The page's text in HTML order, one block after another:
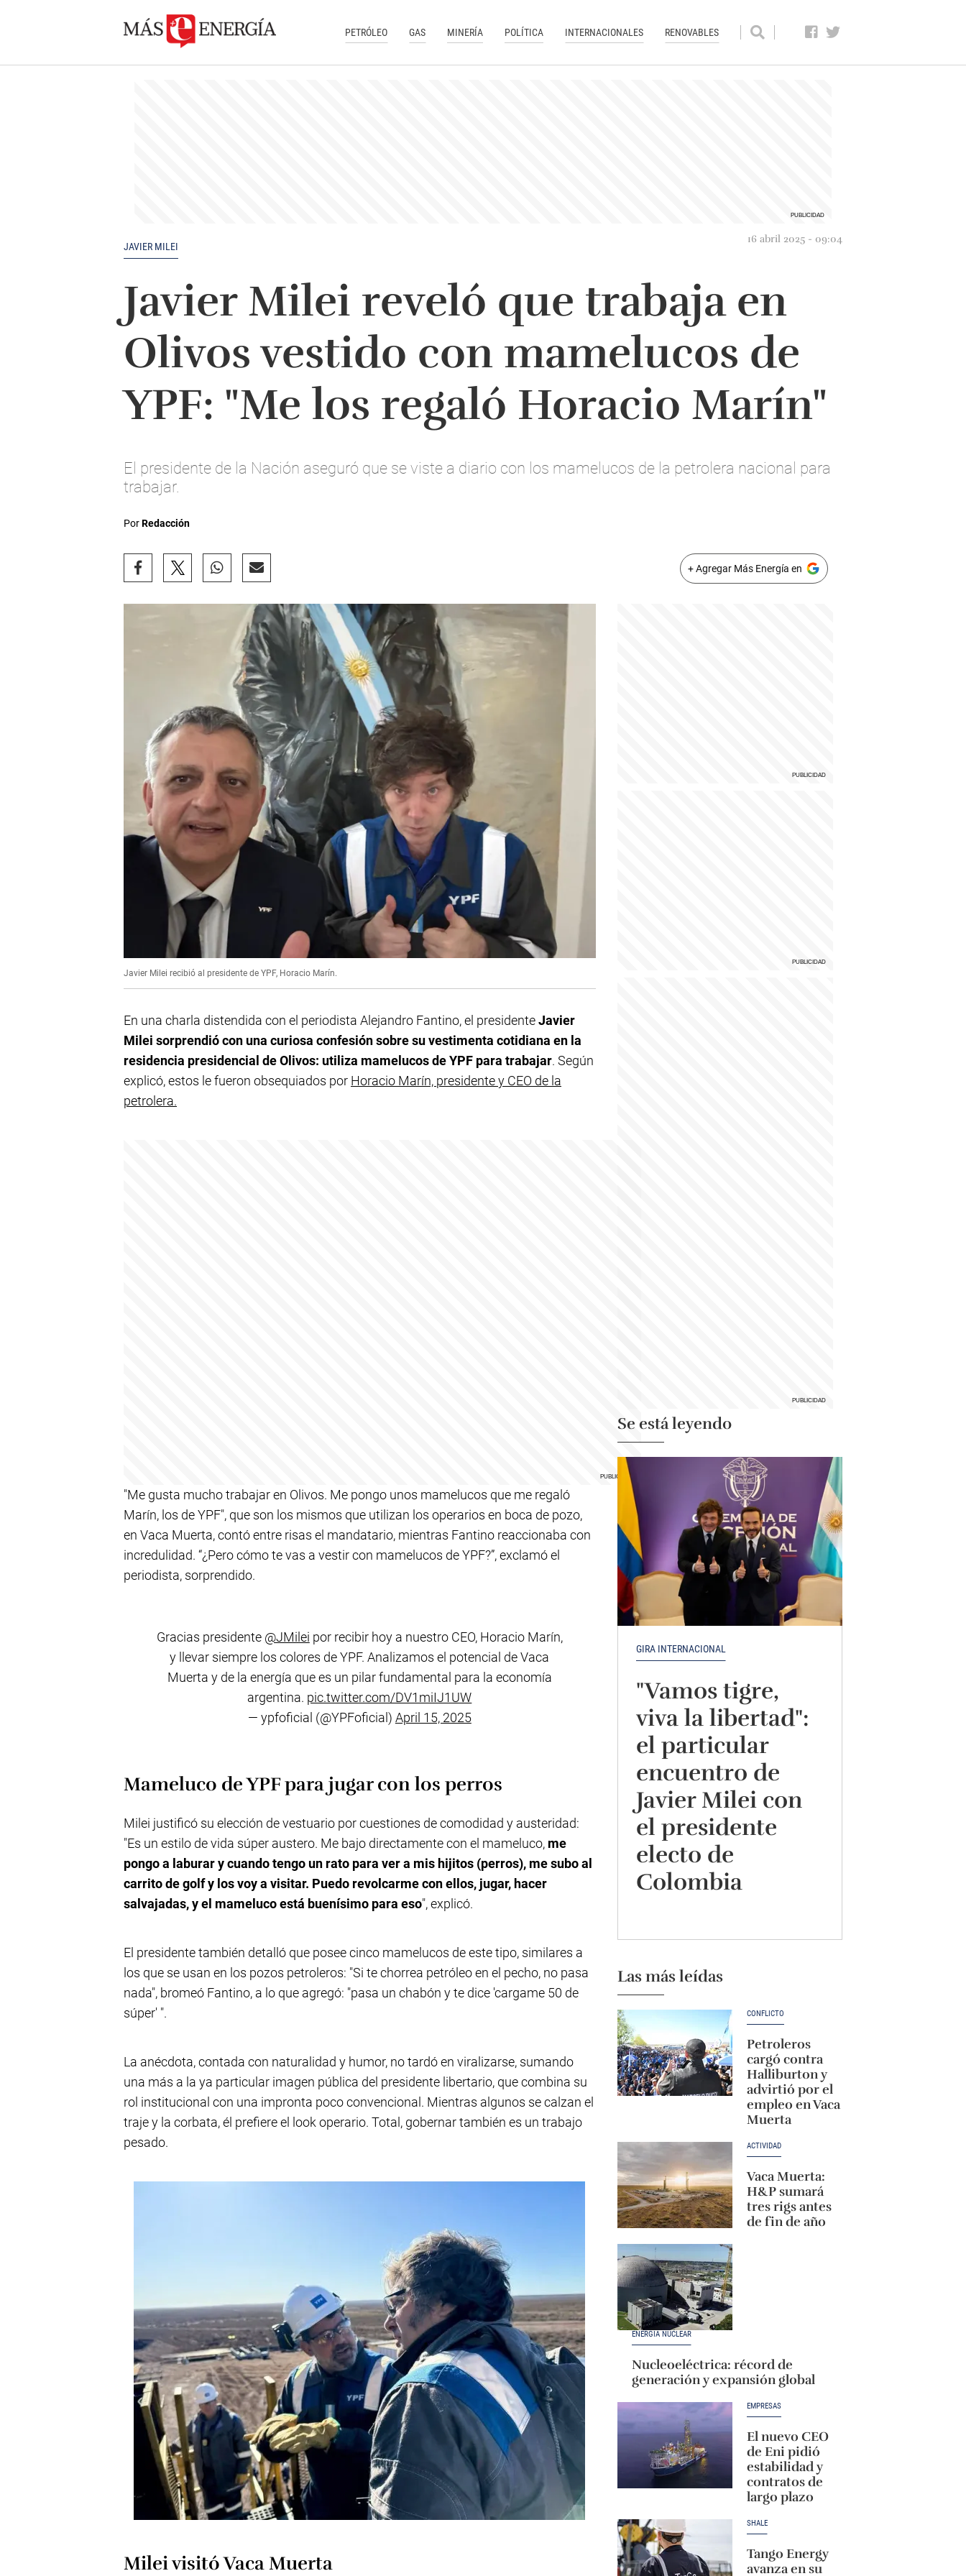
PETRÓLEO GAS MINERÍA POLÍTICA INTERNACIONALES RENOVABLES
JAVIER MILEI
16 abril 2025 - 09:04
Javier Milei reveló que trabaja en
Olivos vestido con mamelucos de
YPF: "Me los regaló Horacio Marín"
El presidente de la Nación aseguró que se viste a diario con los mamelucos de la petrolera nacional para
trabajar.
PorRedacción
+ Agregar Más Energía en
Javier Milei recibió al presidente de YPF, Horacio Marín.
En una charla distendida con el periodista Alejandro Fantino, el presidenteJavier
Milei sorprendió con una curiosa confesión sobre su vestimenta cotidiana en la
residencia presidencial de Olivos: utiliza mamelucos de YPF para trabajar. Según
explicó, estos le fueron obsequiados por Horacio Marín, presidente y CEO de la
petrolera.
"Me gusta mucho trabajar en Olivos. Me pongo unos mamelucos que me regaló
Marín, los de YPF", que son los mismos que utilizan los operarios en boca de pozo,
en Vaca Muerta, contó entre risas el mandatario, mientras Fantino reaccionaba con
incredulidad. “¿Pero cómo te vas a vestir con mamelucos de YPF?”, exclamó el
periodista, sorprendido.
Gracias presidente @JMilei por recibir hoy a nuestro CEO, Horacio Marín,
y llevar siempre los colores de YPF. Analizamos el potencial de Vaca
Muerta y de la energía que es un pilar fundamental para la economía
argentina. pic.twitter.com/DV1miIJ1UW
— ypfoficial (@YPFoficial) April 15, 2025
Mameluco de YPF para jugar con los perros
Milei justificó su elección de vestuario por cuestiones de comodidad y austeridad:
"Es un estilo de vida súper austero. Me bajo directamente con el mameluco, me
pongo a laburar y cuando tengo un rato para ver a mis hijitos (perros), me subo al
carrito de golf y los voy a visitar. Puedo revolcarme con ellos, jugar, hacer
salvajadas, y el mameluco está buenísimo para eso", explicó.
El presidente también detalló que posee cinco mamelucos de este tipo, similares a
los que se usan en los pozos petroleros: "Si te chorrea petróleo en el pecho, no pasa
nada", bromeó Fantino, a lo que agregó: "pasa un chabón y te dice 'cargame 50 de
súper' ".
La anécdota, contada con naturalidad y humor, no tardó en viralizarse, sumando
una más a la ya particular imagen pública del presidente libertario, que combina su
rol institucional con una impronta poco convencional. Mientras algunos se calzan el
traje y la corbata, él prefiere el look operario. Total, gobernar también es un trabajo
pesado.
Milei visitó Vaca Muerta
Se está leyendo
GIRA INTERNACIONAL
"Vamos tigre,
viva la libertad":
el particular
encuentro de
Javier Milei con
el presidente
electo de
Colombia
Las más leídas
CONFLICTO
Petroleros
cargó contra
Halliburton y
advirtió por el
empleo en Vaca
Muerta
ACTIVIDAD
Vaca Muerta:
H&P sumará
tres rigs antes
de fin de año
ENERGÍA NUCLEAR
Nucleoeléctrica: récord de
generación y expansión global
EMPRESAS
El nuevo CEO
de Eni pidió
estabilidad y
contratos de
largo plazo
SHALE
Tango Energy
avanza en su